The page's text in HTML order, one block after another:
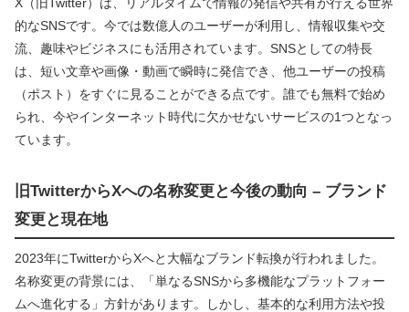
的なSNSです。今では数億人のユーザーが利用し、情報収集や交
流、趣味やビジネスにも活用されています。SNSとしての特長
は、短い文章や画像・動画で瞬時に発信でき、他ユーザーの投稿
（ポスト）をすぐに見ることができる点です。誰でも無料で始め
られ、今やインターネット時代に欠かせないサービスの1つとなっ
ています。
旧TwitterからXへの名称変更と今後の動向 – ブランド
変更と現在地
2023年にTwitterからXへと大幅なブランド転換が行われました。
名称変更の背景には、「単なるSNSから多機能なプラットフォー
ムへ進化する」方針があります。しかし、基本的な利用方法や投